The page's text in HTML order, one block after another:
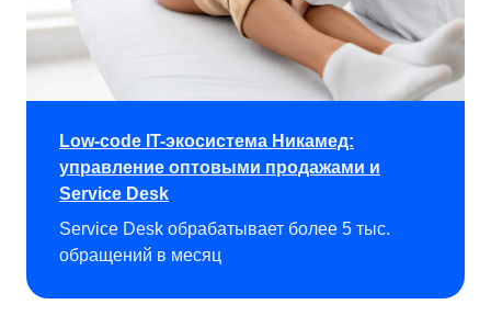
Low-code IT-экосистема Никамед:
управление оптовыми продажами и
Service Desk
Service Desk обрабатывает более 5 тыс.
обращений в месяц